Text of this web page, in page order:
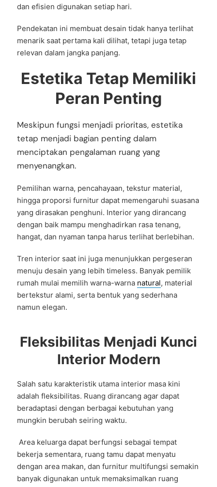
dan efisien digunakan setiap hari.
Pendekatan ini membuat desain tidak hanya terlihat
menarik saat pertama kali dilihat, tetapi juga tetap
relevan dalam jangka panjang.
Estetika Tetap Memiliki
Peran Penting
Meskipun fungsi menjadi prioritas, estetika
tetap menjadi bagian penting dalam
menciptakan pengalaman ruang yang
menyenangkan.
Pemilihan warna, pencahayaan, tekstur material,
hingga proporsi furnitur dapat memengaruhi suasana
yang dirasakan penghuni. Interior yang dirancang
dengan baik mampu menghadirkan rasa tenang,
hangat, dan nyaman tanpa harus terlihat berlebihan.
Tren interior saat ini juga menunjukkan pergeseran
menuju desain yang lebih timeless. Banyak pemilik
rumah mulai memilih warna-warna natural, material
bertekstur alami, serta bentuk yang sederhana
namun elegan.
Fleksibilitas Menjadi Kunci
Interior Modern
Salah satu karakteristik utama interior masa kini
adalah fleksibilitas. Ruang dirancang agar dapat
beradaptasi dengan berbagai kebutuhan yang
mungkin berubah seiring waktu.
Area keluarga dapat berfungsi sebagai tempat
bekerja sementara, ruang tamu dapat menyatu
dengan area makan, dan furnitur multifungsi semakin
banyak digunakan untuk memaksimalkan ruang